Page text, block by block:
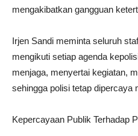
mengakibatkan gangguan
Irjen Sandi meminta seluruh
mengikuti setiap agenda
menjaga, menyertai kegiatan,
sehingga polisi tetap dipercaya
Kepercayaan Publik Terhadap